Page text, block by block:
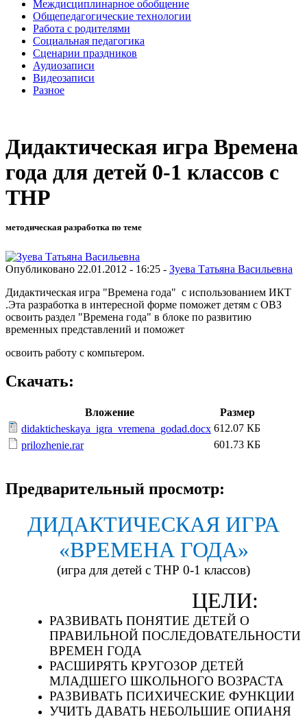
Междисциплинарное обобщение
Общепедагогические технологии
Работа с родителями
Социальная педагогика
Сценарии праздников
Аудиозаписи
Видеозаписи
Разное
Дидактическая игра Времена
года для детей 0-1 классов с
ТНР
методическая разработка по теме
Опубликовано 22.01.2012 - 16:25 - Зуева Татьяна Васильевна
Дидактическая игра "Времена года" с использованием ИКТ
.Эта разработка в интересной форме поможет детям с ОВЗ
освоить раздел "Времена года" в блоке по развитию
временных представлений и поможет
освоить работу с компьтером.
Скачать:
Вложение
Размер
didakticheskaya_igra_vremena_godad.docx 612.07 КБ
prilozhenie.rar
601.73 КБ
Предварительный просмотр:
ДИДАКТИЧЕСКАЯ ИГРА
«ВРЕМЕНА ГОДА»
(игра для детей с ТНР 0-1 классов)
ЦЕЛИ:
РАЗВИВАТЬ ПОНЯТИЕ ДЕТЕЙ О
ПРАВИЛЬНОЙ ПОСЛЕДОВАТЕЛЬНОСТИ
ВРЕМЕН ГОДА
РАСШИРЯТЬ КРУГОЗОР ДЕТЕЙ
МЛАДШЕГО ШКОЛЬНОГО ВОЗРАСТА
РАЗВИВАТЬ ПСИХИЧЕСКИЕ ФУНКЦИИ
УЧИТЬ ДАВАТЬ НЕБОЛЬШИЕ ОПИАНЯ